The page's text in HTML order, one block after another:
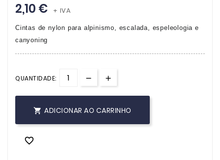
2,10 € + IVA
Cintas de nylon para alpinismo, escalada, espeleologia e
canyoning
QUANTIDADE:
 ADICIONAR AO CARRINHO
